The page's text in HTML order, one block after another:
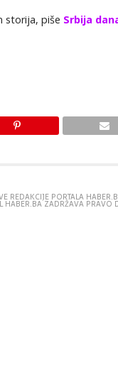
storija, piše Srbija
REDAKCIJE PORTALA
ZADRŽAVA PRAVO